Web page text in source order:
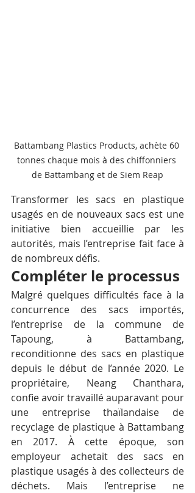
Battambang Plastics Products, achète 60
tonnes chaque mois à des chiffonniers
de Battambang et de Siem Reap
Transformer les sacs en plastique
usagés en de nouveaux sacs est une
initiative bien accueillie par les
autorités, mais l’entreprise fait face à
de nombreux défis.
Compléter le processus
Malgré quelques difficultés face à la
concurrence des sacs importés,
l’entreprise de la commune de
Tapoung, à Battambang,
reconditionne des sacs en plastique
depuis le début de l’année 2020. Le
propriétaire, Neang Chanthara,
confie avoir travaillé auparavant pour
une entreprise thaïlandaise de
recyclage de plastique à Battambang
en 2017. À cette époque, son
employeur achetait des sacs en
plastique usagés à des collecteurs de
déchets. Mais l’entreprise ne